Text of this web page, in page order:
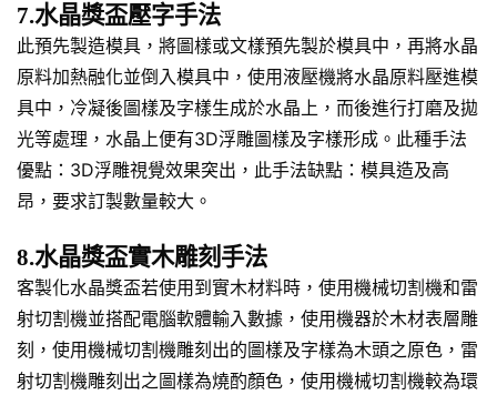
7.水晶獎盃壓字手法
此預先製造模具，將圖樣或文樣預先製於模具中，再將水晶
原料加熱融化並倒入模具中，使用液壓機將水晶原料壓進模
具中，冷凝後圖樣及字樣生成於水晶上，而後進行打磨及拋
光等處理，水晶上便有3D浮雕圖樣及字樣形成。此種手法
優點：3D浮雕視覺效果突出，此手法缺點：模具造及高
昂，要求訂製數量較大。
8.水晶獎盃實木雕刻手法
客製化水晶獎盃若使用到實木材料時，使用機械切割機和雷
射切割機並搭配電腦軟體輸入數據，使用機器於木材表層雕
刻，使用機械切割機雕刻出的圖樣及字樣為木頭之原色，雷
射切割機雕刻出之圖樣為燒酌顏色，使用機械切割機較為環